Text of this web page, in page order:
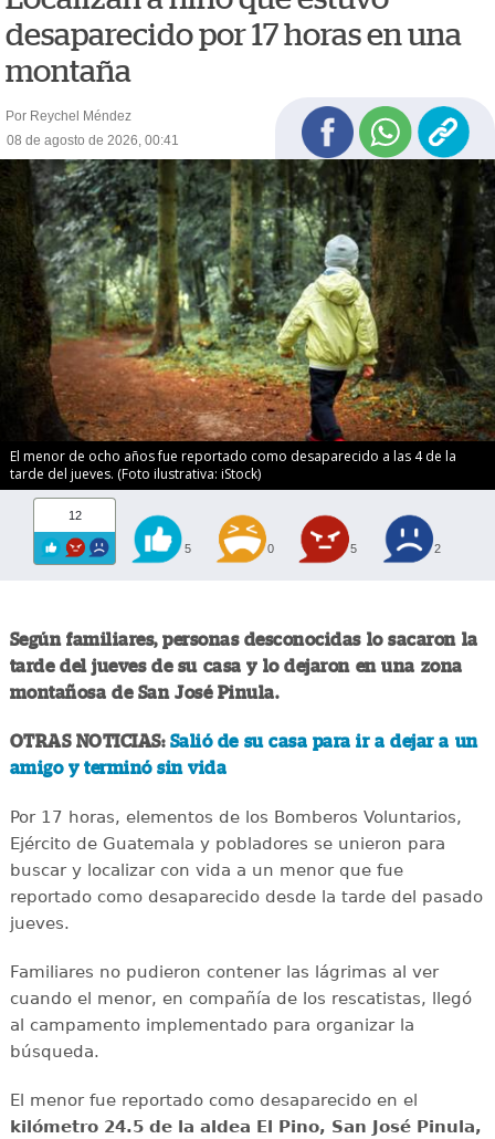
desaparecido por 17 horas en una
montaña
Por Reychel Méndez
08 de agosto de 2026, 00:41
El menor de ocho años fue reportado como desaparecido a las 4 de la
tarde del jueves. (Foto ilustrativa: iStock)
12
5 0 5 2
Según familiares, personas desconocidas lo sacaron la
tarde del jueves de su casa y lo dejaron en una zona
montañosa de San José Pinula.
OTRAS NOTICIAS: Salió de su casa para ir a dejar a un
amigo y terminó sin vida
Por 17 horas, elementos de los Bomberos Voluntarios,
Ejército de Guatemala y pobladores se unieron para
buscar y localizar con vida a un menor que fue
reportado como desaparecido desde la tarde del pasado
jueves.
Familiares no pudieron contener las lágrimas al ver
cuando el menor, en compañía de los rescatistas, llegó
al campamento implementado para organizar la
búsqueda.
El menor fue reportado como desaparecido en el
kilómetro 24.5 de la aldea El Pino, San José Pinula,